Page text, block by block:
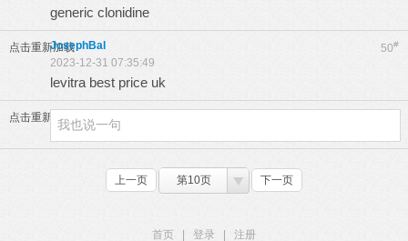
generic clonidine
点击重新加载 50#
JosephBal
2023-12-31 07:35:49
levitra best price uk
点击重新加载
上一页 第10页 下一页
首页 登录
注册